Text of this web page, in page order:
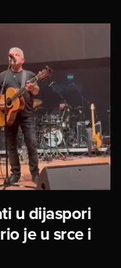
u dijaspori
je u srce i